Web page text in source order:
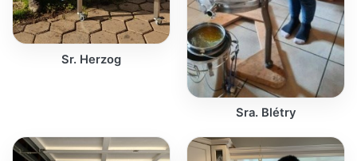
Sr. Herzog
Sra. Blétry